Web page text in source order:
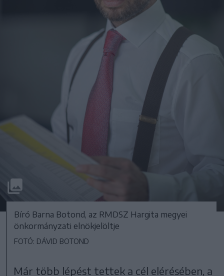
Bíró Barna Botond, az RMDSZ Hargita megyei
önkormányzati elnökjelöltje
FOTÓ: DÁVID BOTOND
Már több lépést tettek a cél elérésében, a